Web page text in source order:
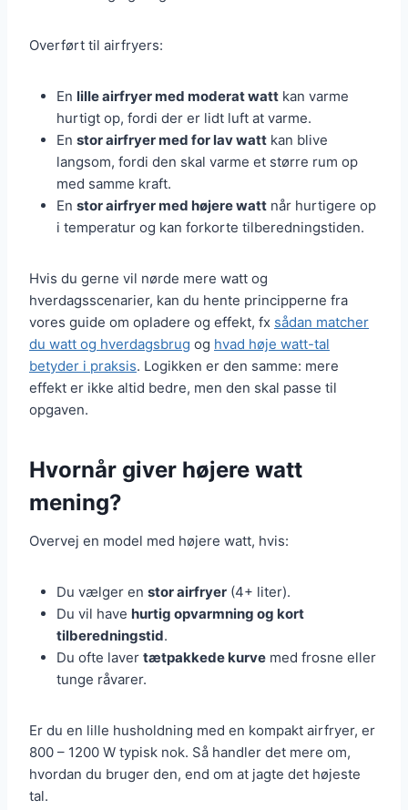
Overført til airfryers:
En lille airfryer med moderat watt kan varme
hurtigt op, fordi der er lidt luft at varme.
En stor airfryer med for lav watt kan blive
langsom, fordi den skal varme et større rum op
med samme kraft.
En stor airfryer med højere watt når hurtigere op
i temperatur og kan forkorte tilberedningstiden.
Hvis du gerne vil nørde mere watt og
hverdagsscenarier, kan du hente principperne fra
vores guide om opladere og effekt, fx sådan matcher
du watt og hverdagsbrug og hvad høje watt-tal
betyder i praksis. Logikken er den samme: mere
effekt er ikke altid bedre, men den skal passe til
opgaven.
Hvornår giver højere watt
mening?
Overvej en model med højere watt, hvis:
Du vælger en stor airfryer (4+ liter).
Du vil have hurtig opvarmning og kort
tilberedningstid.
Du ofte laver tætpakkede kurve med frosne eller
tunge råvarer.
Er du en lille husholdning med en kompakt airfryer, er
800 – 1200 W typisk nok. Så handler det mere om,
hvordan du bruger den, end om at jagte det højeste
tal.